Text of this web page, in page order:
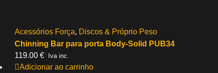
Acessórios Força, Discos & Próprio Peso
Chinning Bar para porta Body-Solid PUB34
119.00 € Iva inc.
Adicionar ao carrinho